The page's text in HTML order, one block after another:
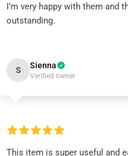
I’m very happy with them and
outstanding.
S Sienna
Verified owner
This item is super useful and